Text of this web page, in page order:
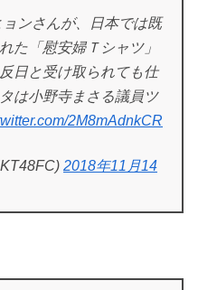
ンさんが、日本では既
た「慰安婦Ｔシャツ」
日と受け取られても仕
は小野寺まさる議員ツ
2M8mAdnkCR
2018年11月14